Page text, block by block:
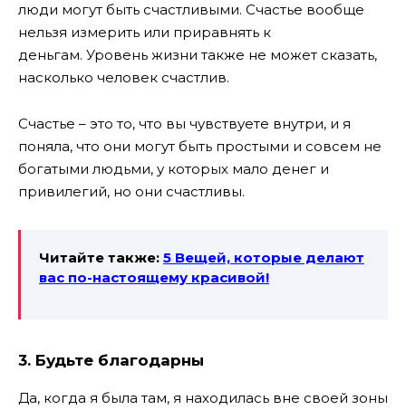
люди могут быть счастливыми. Счастье вообще
нельзя измерить или приравнять к
деньгам. Уровень жизни также не может сказать,
насколько человек счастлив.
Счастье – это то, что вы чувствуете внутри, и я
поняла, что они могут быть простыми и совсем не
богатыми людьми, у которых мало денег и
привилегий, но они счастливы.
Читайте также: 5 Вещей, которые делают
вас по-настоящему красивой!
3. Будьте благодарны
Да, когда я была там, я находилась вне своей зоны